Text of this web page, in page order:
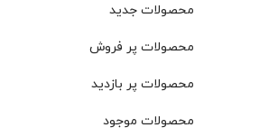
محصولات جدید
محصولات پر فروش
محصولات پر بازدید
محصولات موجود